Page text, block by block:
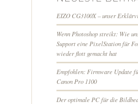
EIZO CG3100X – unser
Wenn Photoshop streikt: Wie
Support eine PixelStation für
wieder flott gemacht hat
Empfohlen: Firmware Update
Canon Pro 1100
Der optimale PC für die